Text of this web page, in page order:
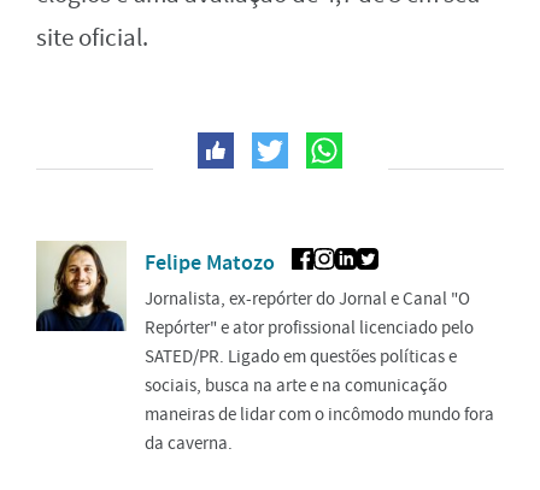
site oficial.
Felipe Matozo
Jornalista, ex-repórter do Jornal e Canal "O
Repórter" e ator profissional licenciado pelo
SATED/PR. Ligado em questões políticas e
sociais, busca na arte e na comunicação
maneiras de lidar com o incômodo mundo fora
da caverna.